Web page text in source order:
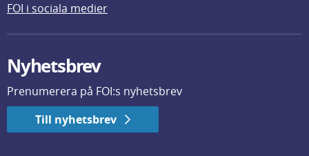
FOI i sociala medier
Nyhetsbrev
Prenumerera på FOI:s nyhetsbrev
Till nyhetsbrev